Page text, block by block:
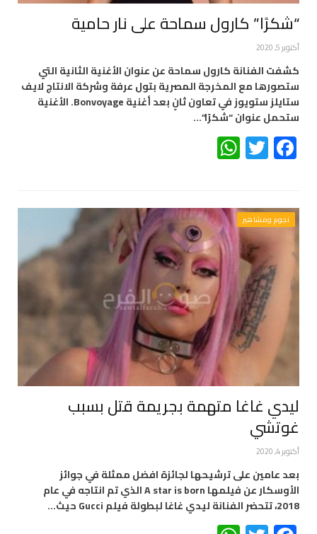
“شكرًا” كارول سماحة على نار حامية
أكتوبر 5, 2020
كشفت الفنانة كارول سماحة عن عنوان الأغنية الثانية التي
ستصورها مع المخرجة المصرية بتول عرفة وشركة الانتاج لايف
ستايلز ستويوز في تعاون ثانٍ بعد أغنية Bonvoyage. الأغنية
ستحمل عنوان “شكرًا”…
Facebook
Twitter
نجوم ومشاهير
ليدي غاغا متهمة بجريمة قتل بسبب
غوتشي
أكتوبر 4, 2020
بعد عامين على ترشيحها لجائزة افضل ممثلة في جوائز
الأوسكار عن فيلمها A star is born الذي تم انتاجه في عام
2018، تتحضر الفنانة ليدي غاغا لبطولة فيلم Gucci حيث…